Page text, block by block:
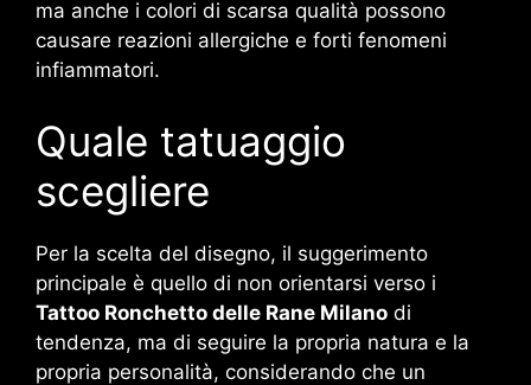
ma anche i colori di scarsa qualità possono
causare reazioni allergiche e forti fenomeni
infiammatori.
Quale tatuaggio
scegliere
Per la scelta del disegno, il suggerimento
principale è quello di non orientarsi verso i
Tattoo Ronchetto delle Rane Milano di
tendenza, ma di seguire la propria natura e la
propria personalità, considerando che un